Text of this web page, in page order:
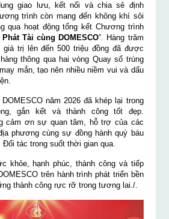
giao lưu, kết nối và chia sẻ định
trình còn mang đến không khí sôi
qua hoạt động tổng kết Chương trình
Tài cùng DOMESCO”. Hàng trăm
trị lên đến 500 triệu đồng đã được
thông qua hai vòng Quay số trúng
mắn, tạo nên nhiều niềm vui và dấu
năm 2026 đã khép lại trong
gắn kết và thành công tốt đẹp.
cảm ơn sự quan tâm, hỗ trợ của các
phương cùng sự đồng hành quý báu
Đối tác trong suốt thời gian qua.
khỏe, hạnh phúc, thành công và tiếp
trên hành trình phát triển bền
thành công rực rỡ trong tương lai./.